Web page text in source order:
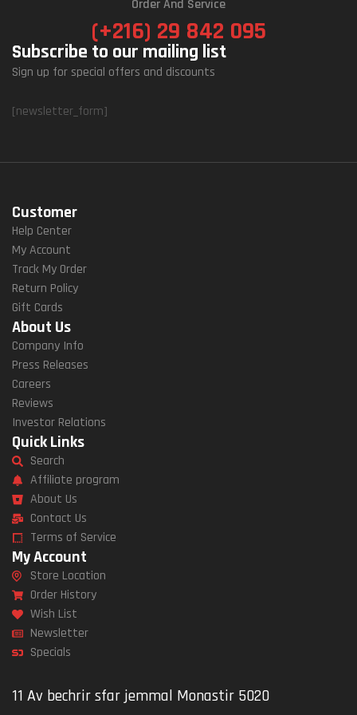
Order And Service
(+216) 29 842 095
Subscribe to our mailing list
Sign up for special offers and discounts
[newsletter_form]
Customer
Help Center
My Account
Track My Order
Return Policy
Gift Cards
About Us
Company Info
Press Releases
Careers
Reviews
Investor Relations
Quick Links
Search
Affiliate program
About Us
Contact Us
Terms of Service
My Account
Store Location
Order History
Wish List
Newsletter
Specials
11 Av bechrir sfar jemmal Monastir 5020